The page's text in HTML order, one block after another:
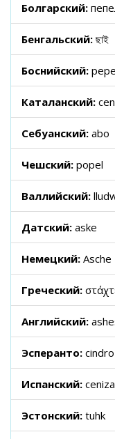
Болгарский:
Бенгальский: ছাই
Боснийский:
Каталанский:
Себуанский: abo
Чешский: popel
Валлийский:
Датский: aske
Немецкий: Asche
Греческий:
Английский:
Эсперанто: cindro
Испанский:
Эстонский: tuhk